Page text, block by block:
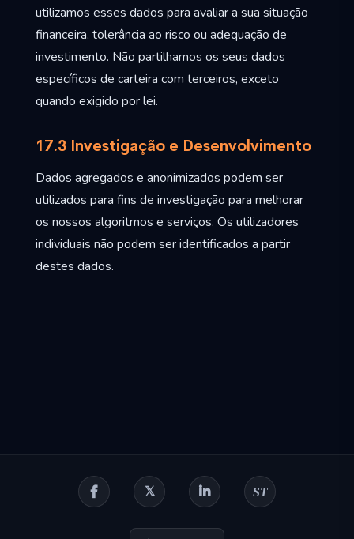
utilizamos esses dados para avaliar a sua situação
financeira, tolerância ao risco ou adequação de
investimento. Não partilhamos os seus dados
específicos de carteira com terceiros, exceto
quando exigido por lei.
17.3 Investigação e Desenvolvimento
Dados agregados e anonimizados podem ser
utilizados para fins de investigação para melhorar
os nossos algoritmos e serviços. Os utilizadores
individuais não podem ser identificados a partir
destes dados.
ST